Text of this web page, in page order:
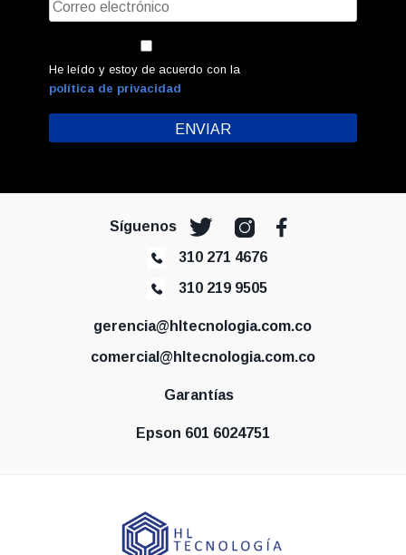
He leído y estoy de acuerdo con la
política de privacidad
Síguenos
310 271 4676
310 219 9505
gerencia@hltecnologia.com.co
comercial@hltecnologia.com.co
Garantías
Epson 601 6024751